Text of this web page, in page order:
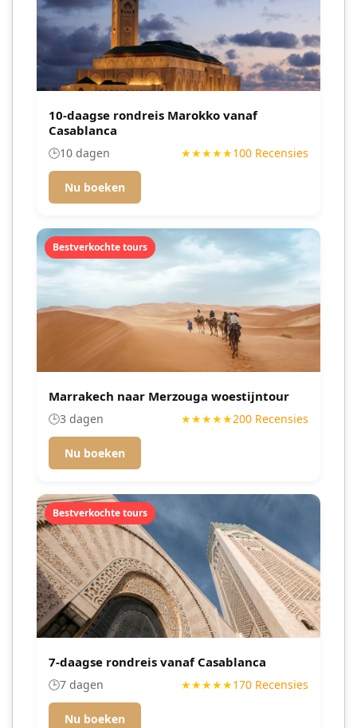
10-daagse rondreis Marokko vanaf
Casablanca
🕒10 dagen 100 Recensies
★★★★★
Nu boeken
Bestverkochte tours
Marrakech naar Merzouga woestijntour
🕒3 dagen 200 Recensies
★★★★★
Nu boeken
Bestverkochte tours
7-daagse rondreis vanaf Casablanca
🕒7 dagen 170 Recensies
★★★★★
Nu boeken